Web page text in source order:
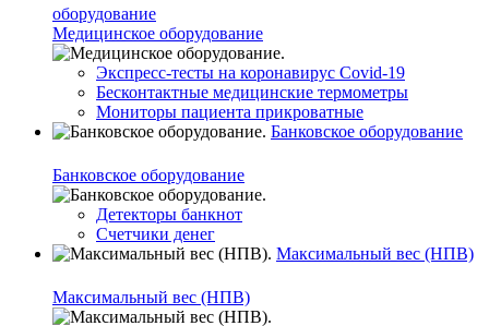
оборудование
Медицинское оборудование
Экспресс-тесты на коронавирус Covid-19
Бесконтактные медицинские термометры
Мониторы пациента прикроватные
Банковское оборудование
Банковское оборудование
Детекторы банкнот
Счетчики денег
Максимальный вес (НПВ)
Максимальный вес (НПВ)